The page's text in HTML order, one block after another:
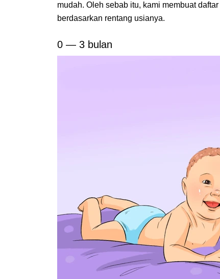
mudah. Oleh sebab itu, kami membuat
berdasarkan rentang usianya.
0 — 3 bulan